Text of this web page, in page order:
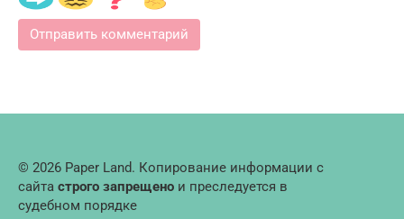
© 2026 Paper Land. Копирование информации с
сайта строго запрещено и преследуется в
судебном порядке